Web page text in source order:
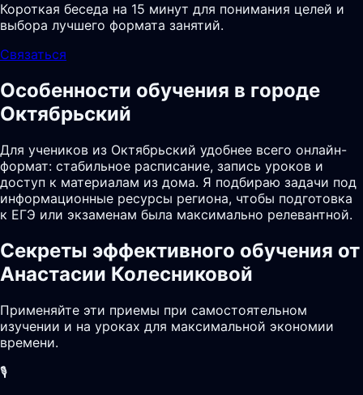
Короткая беседа на 15 минут для понимания целей и
выбора лучшего формата занятий.
Связаться
Особенности обучения в городе
Октябрьский
Для учеников из Октябрьский удобнее всего онлайн-
формат: стабильное расписание, запись уроков и
доступ к материалам из дома. Я подбираю задачи под
информационные ресурсы региона, чтобы подготовка
к ЕГЭ или экзаменам была максимально релевантной.
Секреты эффективного обучения от
Анастасии Колесниковой
Применяйте эти приемы при самостоятельном
изучении и на уроках для максимальной экономии
времени.
🎙️